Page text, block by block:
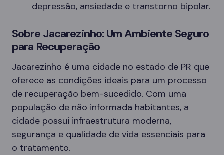
depressão, ansiedade e transtorno bipolar.
Sobre Jacarezinho: Um Ambiente Seguro
para Recuperação
Jacarezinho é uma cidade no estado de PR que
oferece as condições ideais para um processo
de recuperação bem-sucedido. Com uma
população de não informada habitantes, a
cidade possui infraestrutura moderna,
segurança e qualidade de vida essenciais para
o tratamento.